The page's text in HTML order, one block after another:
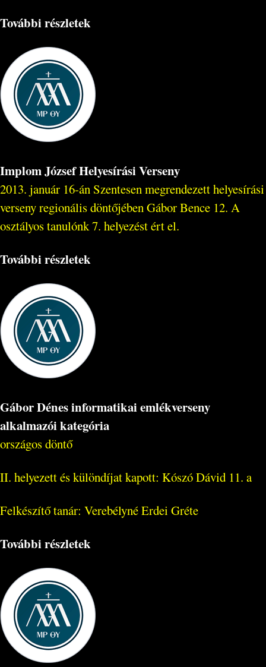
További részletek
Implom József Helyesírási Verseny
2013. január 16-án Szentesen megrendezett helyesírási
verseny regionális döntőjében Gábor Bence 12. A
osztályos tanulónk 7. helyezést ért el.
További részletek
Gábor Dénes informatikai emlékverseny
alkalmazói kategória
országos döntő
II. helyezett és különdíjat kapott: Kószó Dávid 11. a
Felkészítő tanár: Verebélyné Erdei Gréte
További részletek